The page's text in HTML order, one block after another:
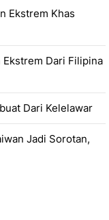
Ekstrem Khas
Dari Filipina
Dari Kelelawar
Jadi Sorotan,